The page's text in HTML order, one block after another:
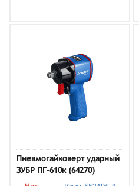
Пневмогайковерт ударный
ЗУБР ПГ-610к (64270)